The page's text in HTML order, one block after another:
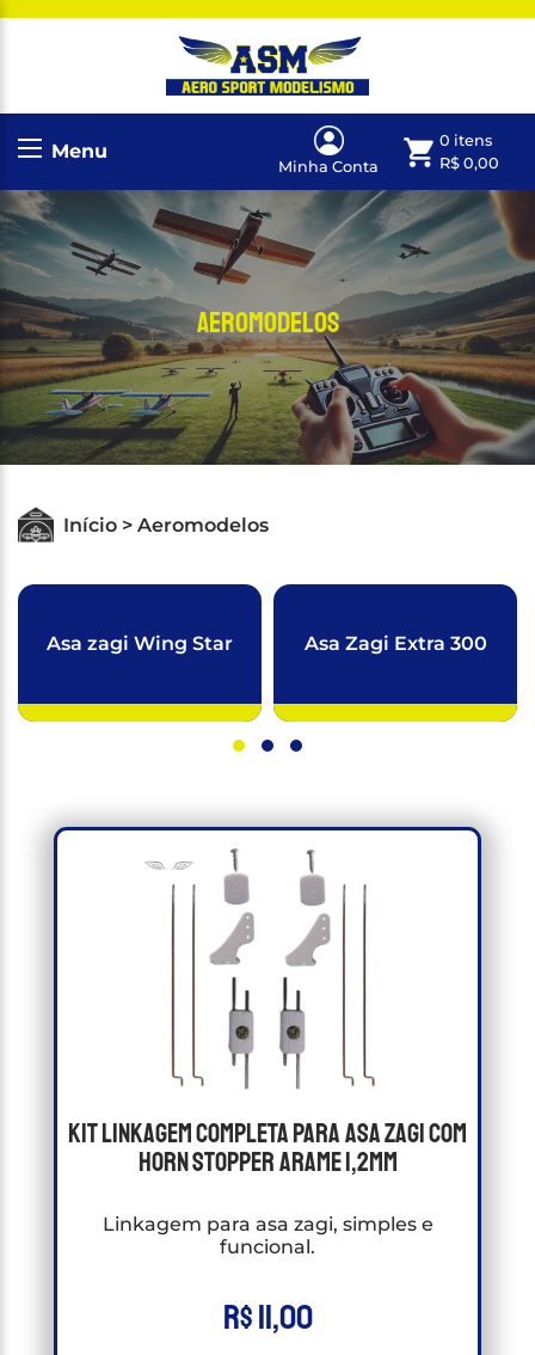
Menu
Minha Conta
0 itens
R$ 0,00
Aeromodelos
Início > Aeromodelos
Asa zagi Wing Star Asa Zagi Extra 300
Kit Linkagem Completa Para Asa Zagi com
Horn Stopper Arame 1,2mm
Linkagem para asa zagi, simples e
funcional.
R$11,00